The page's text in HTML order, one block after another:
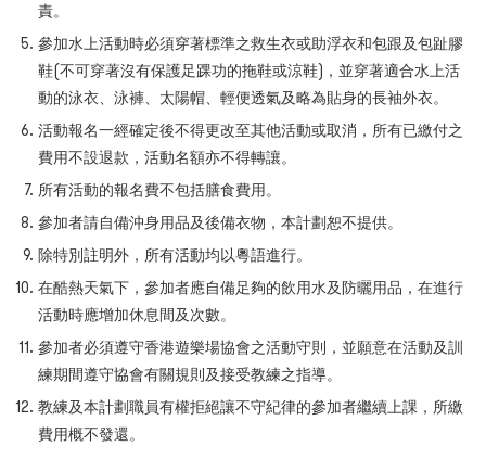
責。
參加水上活動時必須穿著標準之救生衣或助浮衣和包跟及包趾膠
鞋(不可穿著沒有保護足踝功的拖鞋或涼鞋)，並穿著適合水上活
動的泳衣、泳褲、太陽帽、輕便透氣及略為貼身的長袖外衣。
活動報名一經確定後不得更改至其他活動或取消，所有已繳付之
費用不設退款，活動名額亦不得轉讓。
所有活動的報名費不包括膳食費用。
參加者請自備沖身用品及後備衣物，本計劃恕不提供。
除特別註明外，所有活動均以粵語進行。
在酷熱天氣下，參加者應自備足夠的飲用水及防曬用品，在進行
活動時應增加休息間及次數。
參加者必須遵守香港遊樂場協會之活動守則，並願意在活動及訓
練期間遵守協會有關規則及接受教練之指導。
教練及本計劃職員有權拒絕讓不守紀律的參加者繼續上課，所繳
費用概不發還。